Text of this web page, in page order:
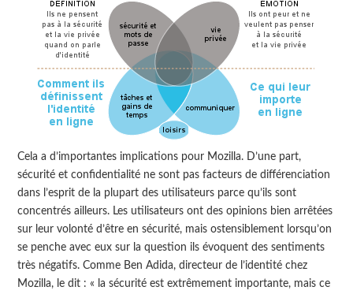
Cela a d’importantes implications pour Mozilla. D’une part,
sécurité et confidentialité ne sont pas facteurs de différenciation
dans l’esprit de la plupart des utilisateurs parce qu’ils sont
concentrés ailleurs. Les utilisateurs ont des opinions bien arrêtées
sur leur volonté d’être en sécurité, mais ostensiblement lorsqu’on
se penche avec eux sur la question ils évoquent des sentiments
très négatifs. Comme Ben Adida, directeur de l’identité chez
Mozilla, le dit : « la sécurité est extrêmement importante, mais ce